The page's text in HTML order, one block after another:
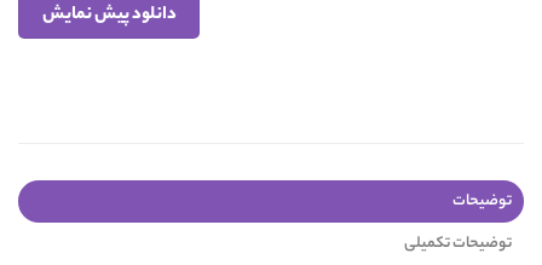
دانلود پیش نمایش
توضیحات
توضیحات تکمیلی